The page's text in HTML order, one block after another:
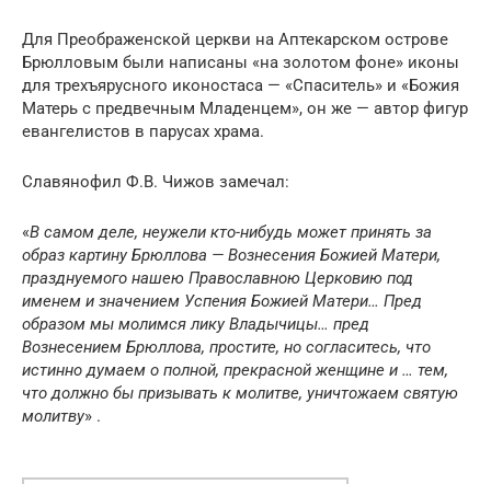
Для Преображенской церкви на Аптекарском острове
Брюлловым были написаны «на золотом фоне» иконы
для трехъярусного иконостаса — «Спаситель» и «Божия
Матерь с предвечным Младенцем», он же — автор фигур
евангелистов в парусах храма.
Славянофил Ф.В. Чижов замечал:
«В самом деле, неужели кто-нибудь может принять за
образ картину Брюллова — Вознесения Божией Матери,
празднуемого нашею Православною Церковию под
именем и значением Успения Божией Матери… Пред
образом мы молимся лику Владычицы… пред
Вознесением Брюллова, простите, но согласитесь, что
истинно думаем о полной, прекрасной женщине и … тем,
что должно бы призывать к молитве, уничтожаем святую
молитву» .